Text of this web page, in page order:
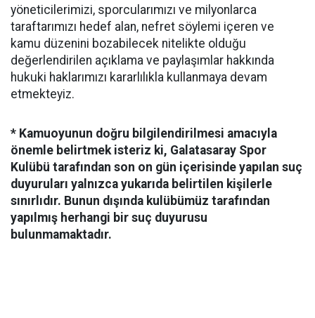
yöneticilerimizi, sporcularımızı ve milyonlarca
taraftarımızı hedef alan, nefret söylemi içeren ve
kamu düzenini bozabilecek nitelikte olduğu
değerlendirilen açıklama ve paylaşımlar hakkında
hukuki haklarımızı kararlılıkla kullanmaya devam
etmekteyiz.
* Kamuoyunun doğru bilgilendirilmesi amacıyla
önemle belirtmek isteriz ki, Galatasaray Spor
Kulübü tarafından son on gün içerisinde yapılan suç
duyuruları yalnızca yukarıda belirtilen kişilerle
sınırlıdır. Bunun dışında kulübümüz tarafından
yapılmış herhangi bir suç duyurusu
bulunmamaktadır.